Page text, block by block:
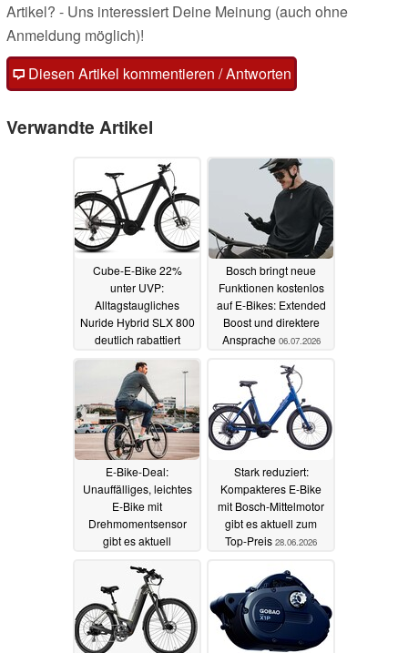
Artikel? - Uns interessiert Deine Meinung (auch ohne
Anmeldung möglich)!
Diesen Artikel kommentieren / Antworten
Verwandte Artikel
Cube-E-Bike 22%
unter UVP:
Alltagstaugliches
Nuride Hybrid SLX 800
deutlich rabattiert
15.07.2026
Bosch bringt neue
Funktionen kostenlos
auf E-Bikes: Extended
Boost und direktere
Ansprache 06.07.2026
E-Bike-Deal:
Unauffälliges, leichtes
E-Bike mit
Drehmomentsensor
gibt es aktuell
01.07.2026
Stark reduziert:
Kompakteres E-Bike
mit Bosch-Mittelmotor
gibt es aktuell zum
Top-Preis 28.06.2026